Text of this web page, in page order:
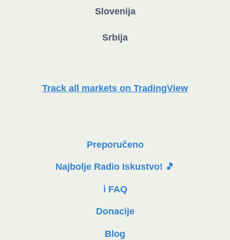
Slovenija
Srbija
Track all markets on TradingView
Preporučeno
Najbolje Radio Iskustvo! 🎵
ℹ️ FAQ
Donacije
Blog